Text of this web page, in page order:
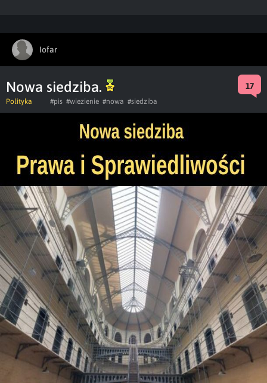
Iofar
Nowa siedziba. 17
Polityka #pis #wiezienie #nowa #siedziba